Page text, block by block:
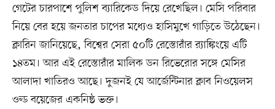
গেটের চারপাশে পুলিশ ব্যারিকেড দিয়ে রেখেছিল। মেসি পরিবার
নিয়ে বের হয়ে জনতার চাপের মধ্যেও হাসিমুখে গাড়িতে উঠেছেন।
ক্লারিন জানিয়েছে, বিশ্বের সেরা ৫০টি রেস্তোরাঁর র‌্যাঙ্কিংয়ে এটি
১৪তম। আর এই রেস্তোরাঁর মালিক ডন রিভেরোর সঙ্গে মেসির
আলাদা খাতিরও আছে। দুজনই যে আর্জেন্টিনার ক্লাব নিওয়েলস
ওল্ড বয়েজের একনিষ্ঠ ভক্ত।